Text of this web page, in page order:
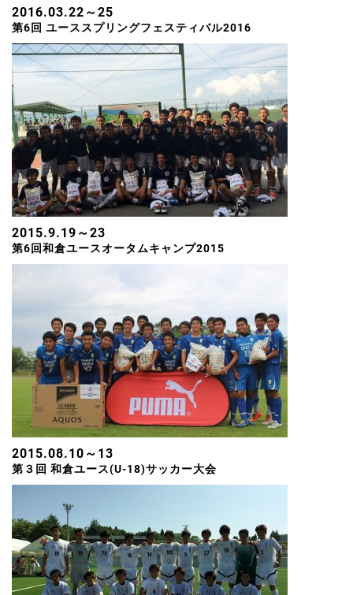
2016.03.22～25
第6回 ユーススプリングフェスティバル2016
2015.9.19～23
第6回和倉ユースオータムキャンプ2015
2015.08.10～13
第３回 和倉ユース(U-18)サッカー大会